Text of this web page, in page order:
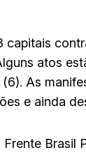
capitais
atos
As
e ainda